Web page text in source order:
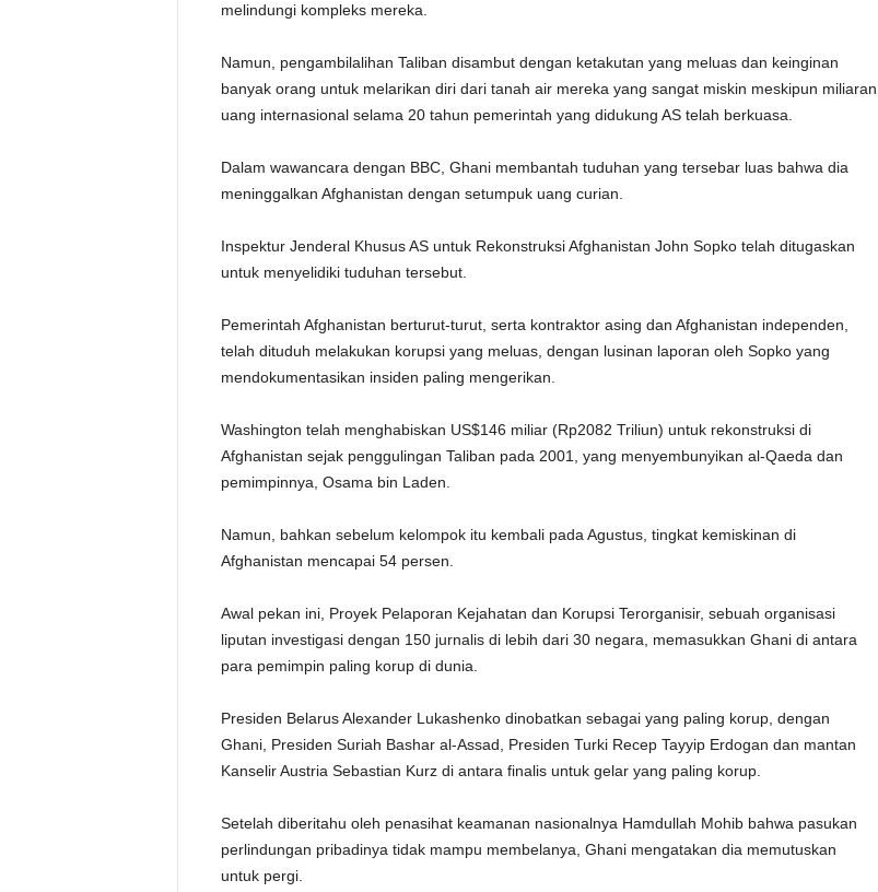
melindungi kompleks mereka.
Namun, pengambilalihan Taliban disambut dengan ketakutan yang meluas dan keinginan
banyak orang untuk melarikan diri dari tanah air mereka yang sangat miskin meskipun miliaran
uang internasional selama 20 tahun pemerintah yang didukung AS telah berkuasa.
Dalam wawancara dengan BBC, Ghani membantah tuduhan yang tersebar luas bahwa dia
meninggalkan Afghanistan dengan setumpuk uang curian.
Inspektur Jenderal Khusus AS untuk Rekonstruksi Afghanistan John Sopko telah ditugaskan
untuk menyelidiki tuduhan tersebut.
Pemerintah Afghanistan berturut-turut, serta kontraktor asing dan Afghanistan independen,
telah dituduh melakukan korupsi yang meluas, dengan lusinan laporan oleh Sopko yang
mendokumentasikan insiden paling mengerikan.
Washington telah menghabiskan US$146 miliar (Rp2082 Triliun) untuk rekonstruksi di
Afghanistan sejak penggulingan Taliban pada 2001, yang menyembunyikan al-Qaeda dan
pemimpinnya, Osama bin Laden.
Namun, bahkan sebelum kelompok itu kembali pada Agustus, tingkat kemiskinan di
Afghanistan mencapai 54 persen.
Awal pekan ini, Proyek Pelaporan Kejahatan dan Korupsi Terorganisir, sebuah organisasi
liputan investigasi dengan 150 jurnalis di lebih dari 30 negara, memasukkan Ghani di antara
para pemimpin paling korup di dunia.
Presiden Belarus Alexander Lukashenko dinobatkan sebagai yang paling korup, dengan
Ghani, Presiden Suriah Bashar al-Assad, Presiden Turki Recep Tayyip Erdogan dan mantan
Kanselir Austria Sebastian Kurz di antara finalis untuk gelar yang paling korup.
Setelah diberitahu oleh penasihat keamanan nasionalnya Hamdullah Mohib bahwa pasukan
perlindungan pribadinya tidak mampu membelanya, Ghani mengatakan dia memutuskan
untuk pergi.